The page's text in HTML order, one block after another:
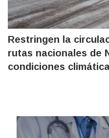
Restringen la
rutas nacionales de
condiciones